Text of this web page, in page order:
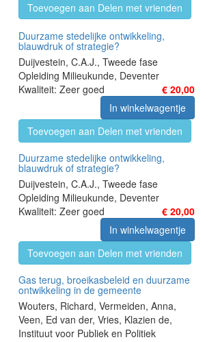
Toevoegen aan Delen met vrienden
Duurzame stedelijke ontwikkeling,
blauwdruk of strategie?
Duijvestein, C.A.J., Tweede fase
Opleiding Milieukunde, Deventer
€ 20,00
Kwaliteit: Zeer goed
In winkelwagentje
Toevoegen aan Delen met vrienden
Duurzame stedelijke ontwikkeling,
blauwdruk of strategie?
Duijvestein, C.A.J., Tweede fase
Opleiding Milieukunde, Deventer
€ 20,00
Kwaliteit: Zeer goed
In winkelwagentje
Toevoegen aan Delen met vrienden
Gas terug, broeikasbeleid en duurzame
ontwikkeling in de gemeente
Wouters, Richard, Vermeiden, Anna,
Veen, Ed van der, Vries, Klazien de,
Instituut voor Publiek en Politiek